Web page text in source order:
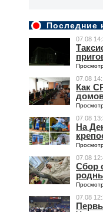
Последние
07.08
07.08
Как
07.08
На
07.08
Сбор
07.08